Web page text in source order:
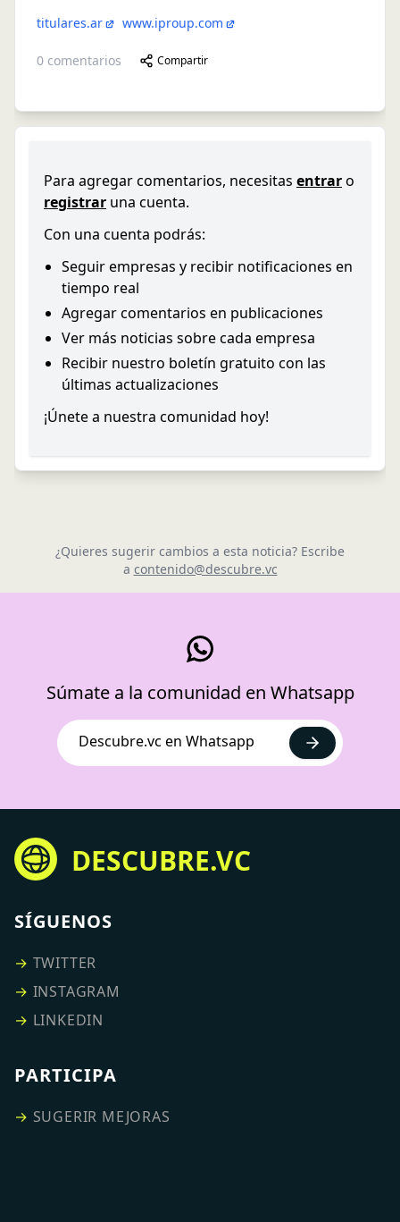
titulares.ar
www.iproup.com
0 comentarios Compartir
Para agregar comentarios, necesitas entraro
registrar una cuenta.
Con una cuenta podrás:
Seguir empresas y recibir notificaciones en
tiempo real
Agregar comentarios en publicaciones
Ver más noticias sobre cada empresa
Recibir nuestro boletín gratuito con las
últimas actualizaciones
¡Únete a nuestra comunidad hoy!
¿Quieres sugerir cambios a esta noticia? Escribe
a contenido@descubre.vc
Súmate a la comunidad en Whatsapp
Descubre.vc en Whatsapp
DESCUBRE.VC
SÍGUENOS
→ TWITTER
→ INSTAGRAM
→ LINKEDIN
PARTICIPA
→ SUGERIR MEJORAS